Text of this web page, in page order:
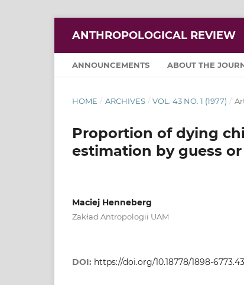
ANTHROPOLOGICAL REVIEW
ANNOUNCEMENTS ABOUT THE
HOME / ARCHIVES / VOL. 43 NO. 1 (1977) /
Proportion of dying
estimation by guess
Maciej Henneberg
Zakład Antropologii UAM
DOI: https://doi.org/10.18778/1898-